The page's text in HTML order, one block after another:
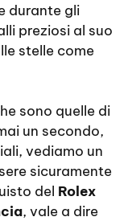
durante gli
preziosi al suo
stelle come
sono quelle di
un secondo,
vediamo un
sicuramente
del Rolex
, vale a dire